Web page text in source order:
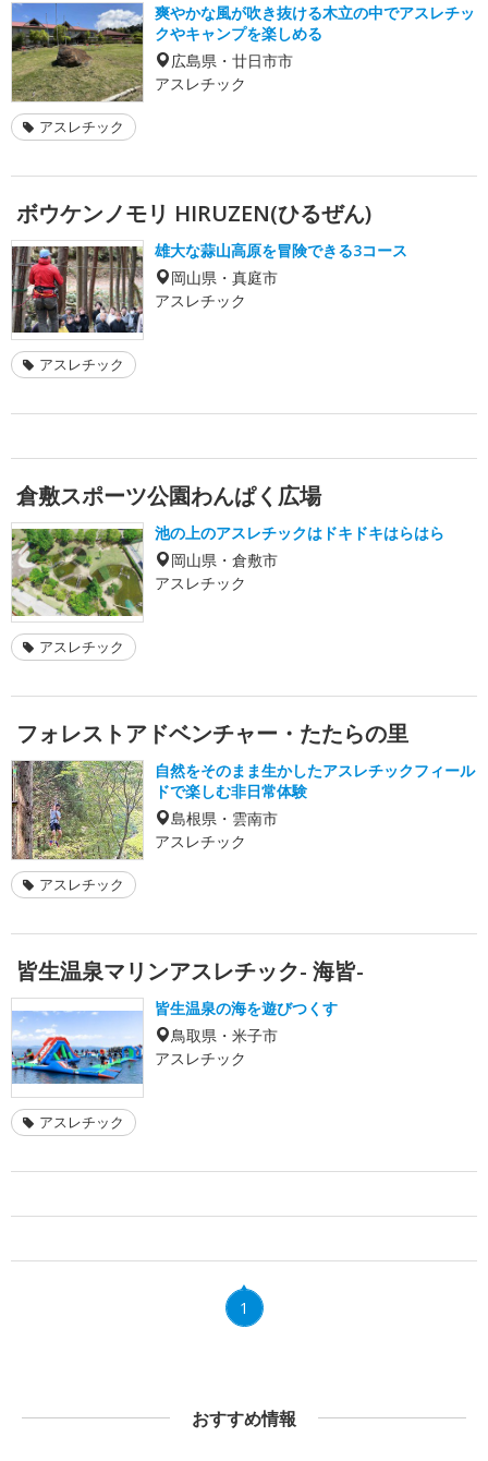
爽やかな風が吹き抜ける木立の中でアスレチッ
クやキャンプを楽しめる
広島県・廿日市市
アスレチック
アスレチック
ボウケンノモリ HIRUZEN(ひるぜん)
雄大な蒜山高原を冒険できる3コース
岡山県・真庭市
アスレチック
アスレチック
倉敷スポーツ公園わんぱく広場
池の上のアスレチックはドキドキはらはら
岡山県・倉敷市
アスレチック
アスレチック
フォレストアドベンチャー・たたらの里
自然をそのまま生かしたアスレチックフィール
ドで楽しむ非日常体験
島根県・雲南市
アスレチック
アスレチック
皆生温泉マリンアスレチック- 海皆-
皆生温泉の海を遊びつくす
鳥取県・米子市
アスレチック
アスレチック
1
おすすめ情報